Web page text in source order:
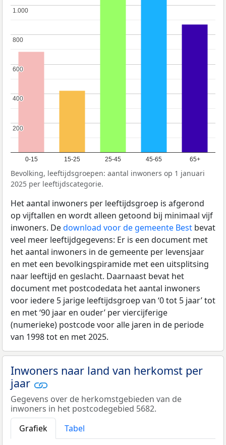
0-15 15-25 25-45 45-65 65+
200
200
400
400
600
600
800
800
1.000
1.000
Bevolking, leeftijdsgroepen: aantal inwoners op 1 januari
2025 per leeftijdscategorie.
Het aantal inwoners per leeftijdsgroep is afgerond
op vijftallen en wordt alleen getoond bij minimaal vijf
inwoners. Dedownload voor de gemeente Best bevat
veel meer leeftijdgegevens: Er is een document met
het aantal inwoners in de gemeente per levensjaar
en met een bevolkingspiramide met een uitsplitsing
naar leeftijd en geslacht. Daarnaast bevat het
document met postcodedata het aantal inwoners
voor iedere 5 jarige leeftijdsgroep van ‘0 tot 5 jaar’ tot
en met ‘90 jaar en ouder’ per viercijferige
(numerieke) postcode voor alle jaren in de periode
van 1998 tot en met 2025.
Inwoners naar land van herkomst per
jaar
Gegevens over de herkomstgebieden van de
inwoners in het postcodegebied 5682.
Grafiek
Tabel